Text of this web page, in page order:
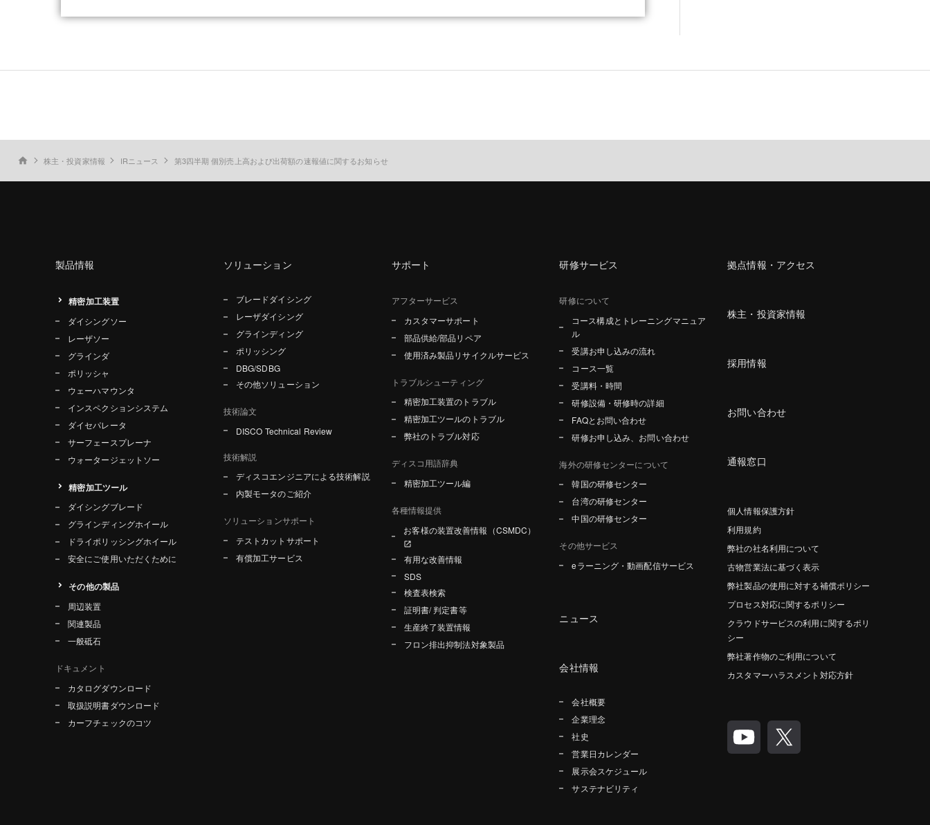
home 株主・投資家情報 IRニュース 第3四半期 個別売上高および出荷額の速報値に関するお知らせ
製品情報
精密加工装置
ダイシングソー
レーザソー
グラインダ
ポリッシャ
ウェーハマウンタ
インスペクションシステム
ダイセパレータ
サーフェースプレーナ
ウォータージェットソー
精密加工ツール
ダイシングブレード
グラインディングホイール
ドライポリッシングホイール
安全にご使用いただくために
その他の製品
周辺装置
関連製品
一般砥石
ドキュメント
カタログダウンロード
取扱説明書ダウンロード
カーフチェックのコツ
ソリューション
ブレードダイシング
レーザダイシング
グラインディング
ポリッシング
DBG/SDBG
その他ソリューション
技術論文
DISCO Technical Review
技術解説
ディスコエンジニアによる技術解説
内製モータのご紹介
ソリューションサポート
テストカットサポート
有償加工サービス
サポート
アフターサービス
カスタマーサポート
部品供給/部品リペア
使用済み製品リサイクルサービス
トラブルシューティング
精密加工装置のトラブル
精密加工ツールのトラブル
弊社のトラブル対応
ディスコ用語辞典
精密加工ツール編
各種情報提供
お客様の装置改善情報（CSMDC）
有用な改善情報
SDS
検査表検索
証明書/ 判定書等
生産終了装置情報
フロン排出抑制法対象製品
研修サービス
研修について
コース構成とトレーニングマニュア
ル
受講お申し込みの流れ
コース一覧
受講料・時間
研修設備・研修時の詳細
FAQとお問い合わせ
研修お申し込み、お問い合わせ
海外の研修センターについて
韓国の研修センター
台湾の研修センター
中国の研修センター
その他サービス
eラーニング・動画配信サービス
ニュース
会社情報
会社概要
企業理念
社史
営業日カレンダー
展示会スケジュール
サステナビリティ
拠点情報・アクセス
株主・投資家情報
採用情報
お問い合わせ
通報窓口
個人情報保護方針
利用規約
弊社の社名利用について
古物営業法に基づく表示
弊社製品の使用に対する補償ポリシー
プロセス対応に関するポリシー
クラウドサービスの利用に関するポリ
シー
弊社著作物のご利用について
カスタマーハラスメント対応方針